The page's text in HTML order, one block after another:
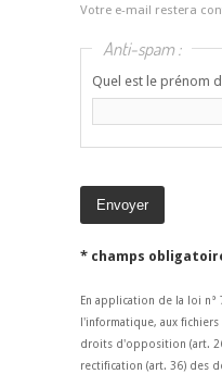
Votre e-mail restera
Anti-spam :
Quel est le prénom
* champs
En application de la loi n°
l'informatique, aux
droits d'opposition (art.
rectification (art. 36) des